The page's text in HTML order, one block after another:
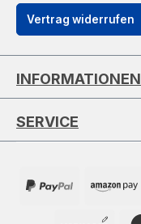
Vertrag widerrufen
INFORMATIONEN
SERVICE